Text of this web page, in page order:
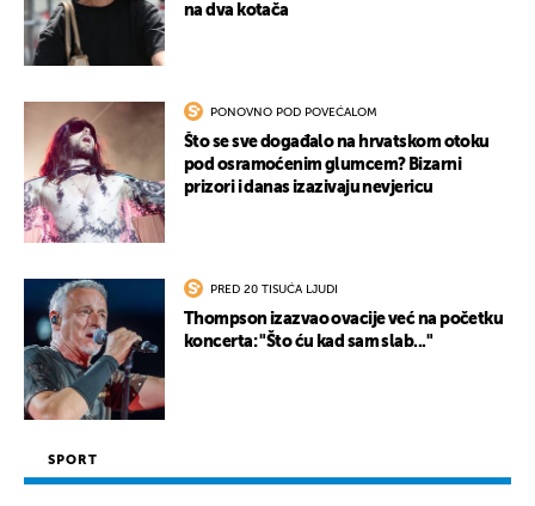
na dva kotača
PONOVNO POD POVEĆALOM
Što se sve događalo na hrvatskom otoku
pod osramoćenim glumcem? Bizarni
prizori i danas izazivaju nevjericu
PRED 20 TISUĆA LJUDI
Thompson izazvao ovacije već na početku
koncerta: "Što ću kad sam slab..."
SPORT